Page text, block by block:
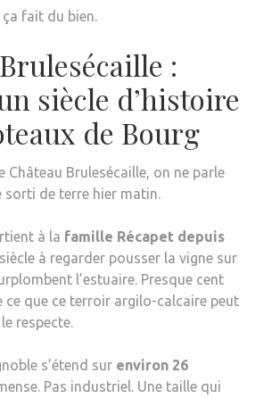
fait du bien.
:
siècle d’histoire
de Bourg
Château Brulesécaille, on ne parle
sorti de terre hier matin.
à la famille Récapet depuis
à regarder pousser la vigne sur
l’estuaire. Presque cent
ce que ce terroir argilo-calcaire peut
respecte.
s’étend sur environ 26
Pas industriel. Une taille qui